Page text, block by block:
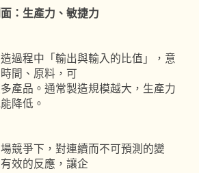
：生產力、敏捷力
中「輸出與輸入的比值」，意
間、原料，可
。通常製造規模越大，生產力
降低。
下，對連續而不可預測的變
效的反應，讓企